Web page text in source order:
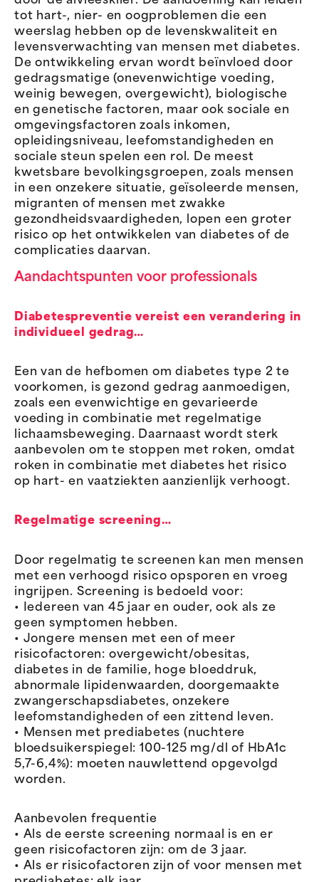
tot hart-, nier- en oogproblemen die een
weerslag hebben op de levenskwaliteit en
levensverwachting van mensen met diabetes.
De ontwikkeling ervan wordt beïnvloed door
gedragsmatige (onevenwichtige voeding,
weinig bewegen, overgewicht), biologische
en genetische factoren, maar ook sociale en
omgevingsfactoren zoals inkomen,
opleidingsniveau, leefomstandigheden en
sociale steun spelen een rol. De meest
kwetsbare bevolkingsgroepen, zoals mensen
in een onzekere situatie, geïsoleerde mensen,
migranten of mensen met zwakke
gezondheidsvaardigheden, lopen een groter
risico op het ontwikkelen van diabetes of de
complicaties daarvan.
Aandachtspunten voor professionals
Diabetespreventie vereist een verandering in
individueel gedrag…
Een van de hefbomen om diabetes type 2 te
voorkomen, is gezond gedrag aanmoedigen,
zoals een evenwichtige en gevarieerde
voeding in combinatie met regelmatige
lichaamsbeweging. Daarnaast wordt sterk
aanbevolen om te stoppen met roken, omdat
roken in combinatie met diabetes het risico
op hart- en vaatziekten aanzienlijk verhoogt.
Regelmatige screening…
Door regelmatig te screenen kan men mensen
met een verhoogd risico opsporen en vroeg
ingrijpen. Screening is bedoeld voor:
• Iedereen van 45 jaar en ouder, ook als ze
geen symptomen hebben.
• Jongere mensen met een of meer
risicofactoren: overgewicht/obesitas,
diabetes in de familie, hoge bloeddruk,
abnormale lipidenwaarden, doorgemaakte
zwangerschapsdiabetes, onzekere
leefomstandigheden of een zittend leven.
• Mensen met prediabetes (nuchtere
bloedsuikerspiegel: 100-125 mg/dl of HbA1c
5,7-6,4%): moeten nauwlettend opgevolgd
worden.
Aanbevolen frequentie
• Als de eerste screening normaal is en er
geen risicofactoren zijn: om de 3 jaar.
• Als er risicofactoren zijn of voor mensen met